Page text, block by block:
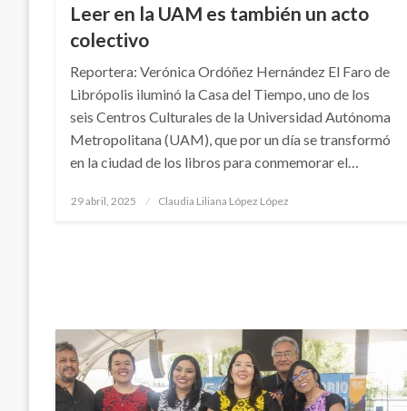
Leer en la UAM es también un acto
colectivo
Reportera: Verónica Ordóñez Hernández El Faro de
Librópolis iluminó la Casa del Tiempo, uno de los
seis Centros Culturales de la Universidad Autónoma
Metropolitana (UAM), que por un día se transformó
en la ciudad de los libros para conmemorar el…
Publicado
29 abril, 2025 Claudia Liliana López López